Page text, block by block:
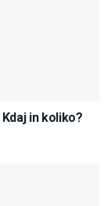
in koliko?